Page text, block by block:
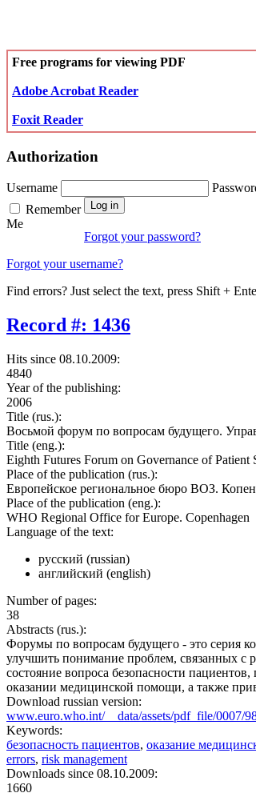
Free programs for viewing PDF
Adobe Acrobat Reader
Foxit Reader
Authorization
Username
Remember
Me
Forgot your password?
Forgot your username?
Find errors? Just select the text, press Shift +
Record #: 1436
Hits since 08.10.2009:
4840
Year of the publishing:
2006
Title (rus.):
Восьмой форум по вопросам будущего.
Title (eng.):
Eighth Futures Forum on Governance of
Place of the publication (rus.):
Европейское региональное бюро ВОЗ.
Place of the publication (eng.):
WHO Regional Office for Europe. Copenhagen
Language of the text:
русский (russian)
английский (english)
Number of pages:
38
Abstracts (rus.):
Форумы по вопросам будущего - это серия
улучшить понимание проблем, связанных с
состояние вопроса безопасности
оказании медицинской помощи, а также
Download russian version:
www.euro.who.int/__data/assets/pdf_file/0007/
Keywords:
безопасность пациентов, оказание
errors, risk management
Downloads since 08.10.2009:
1660